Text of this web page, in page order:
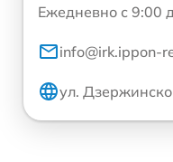
Ежедневно с 9:00
info@irk.ippon-
ул.